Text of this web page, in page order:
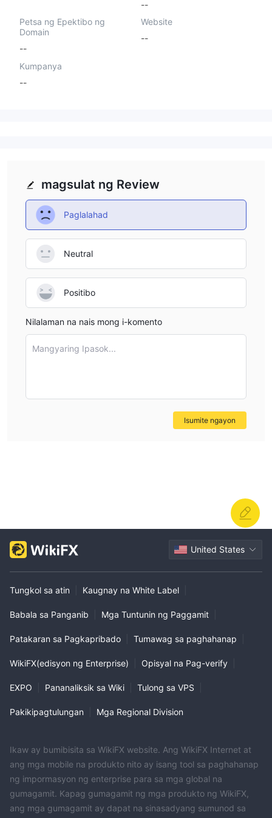
--
Petsa ng Epektibo ng
Domain
--
Website
--
Kumpanya
--
magsulat ng Review
Paglalahad
Neutral
Positibo
Nilalaman na nais mong i-komento
Mangyaring Ipasok...
Isumite ngayon
United States
Tungkol sa atin Kaugnay na White Label
Babala sa Panganib Mga Tuntunin ng Paggamit
Patakaran sa Pagkapribado Tumawag sa paghahanap
WikiFX(edisyon ng Enterprise) Opisyal na Pag-verify
EXPO Pananaliksik sa Wiki Tulong sa VPS
Pakikipagtulungan Mga Regional Division
Ikaw ay bumibisita sa WikiFX website. Ang WikiFX Internet at
ang mga mobile na produkto nito ay isang tool sa paghahanap
ng impormasyon ng enterprise para sa mga global na
gumagamit. Kapag gumagamit ng mga produkto ng WikiFX,
ang mga gumagamit ay dapat na sinasadyang sumunod sa